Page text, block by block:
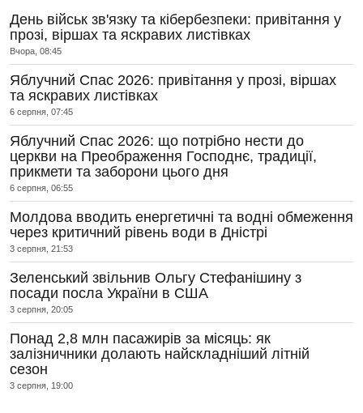
День військ зв'язку та кібербезпеки: привітання у
прозі, віршах та яскравих листівках
Вчора, 08:45
Яблучний Спас 2026: привітання у прозі, віршах
та яскравих листівках
6 серпня, 07:45
Яблучний Спас 2026: що потрібно нести до
церкви на Преображення Господнє, традиції,
прикмети та заборони цього дня
6 серпня, 06:55
Молдова вводить енергетичні та водні обмеження
через критичний рівень води в Дністрі
3 серпня, 21:53
Зеленський звільнив Ольгу Стефанішину з
посади посла України в США
3 серпня, 20:05
Понад 2,8 млн пасажирів за місяць: як
залізничники долають найскладніший літній
сезон
3 серпня, 19:00